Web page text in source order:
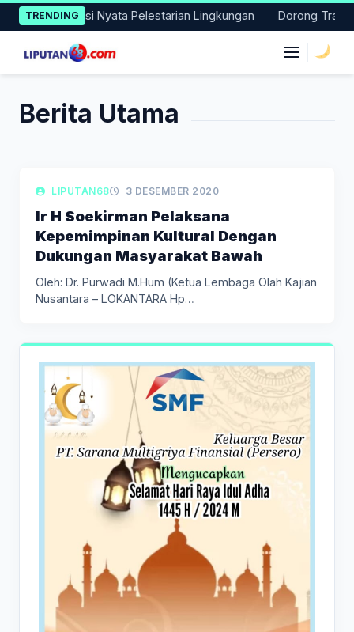
Skip
to
content
TRENDINGAksi Nyata Pelestarian Lingkungan Dorong
Berita Utama
LIPUTAN KOLOM
LIPUTAN68 3 DESEMBER 2020
Ir H Soekirman Pelaksana
Kepemimpinan Kultural Dengan
Dukungan Masyarakat Bawah
Oleh: Dr. Purwadi M.Hum (Ketua Lembaga Olah Kajian
Nusantara – LOKANTARA Hp…